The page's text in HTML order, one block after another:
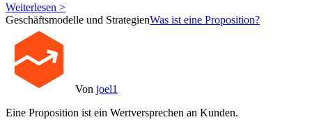
Weiterlesen >
Geschäftsmodelle und StrategienWas ist eine Proposition?
Von joel1
Eine Proposition ist ein Wertversprechen an Kunden.